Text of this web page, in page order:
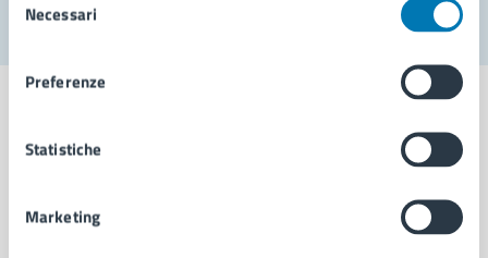
delNecessari
Preferenze
Statistiche
Marketing